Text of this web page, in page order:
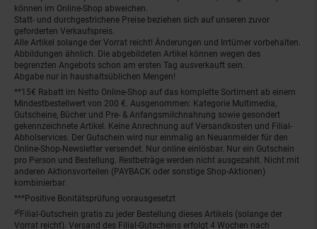
können im Online-Shop abweichen.
Statt- und durchgestrichene Preise beziehen sich auf unseren zuvor
geforderten Verkaufspreis.
Alle Artikel solange der Vorrat reicht! Änderungen und Irrtümer vorbehalten.
Abbildungen ähnlich. Die abgebildeten Artikel können wegen des
begrenzten Angebots schon am ersten Tag ausverkauft sein.
Abgabe nur in haushaltsüblichen Mengen!
**15€ Rabatt im Netto Online-Shop auf das komplette Sortiment ab einem
Mindestbestellwert von 200 €. Ausgenommen: Kategorie Multimedia,
Gutscheine, Bücher und Pre- & Anfangsmilchnahrung sowie gesondert
gekennzeichnete Artikel. Keine Anrechnung auf Versandkosten und Filial-
Abholservices. Der Gutschein wird nur einmalig an Neuanmelder für den
Online-Shop-Newsletter versendet. Nur online einlösbar. Nur ein Gutschein
pro Person und Bestellung. Restbeträge werden nicht ausgezahlt. Nicht mit
anderen Aktionsvorteilen (PAYBACK oder sonstige Shop-Aktionen)
kombinierbar.
***Positive Bonitätsprüfung vorausgesetzt
²⁰Filial-Gutschein gratis zu jeder Bestellung dieses Artikels (solange der
Vorrat reicht). Versand des Filial-Gutscheins erfolgt 4 Wochen nach